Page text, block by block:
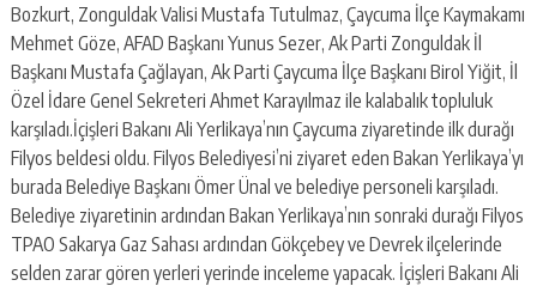
Bozkurt, Zonguldak Valisi Mustafa Tutulmaz, Çaycuma İlçe Kaymakamı
Mehmet Göze, AFAD Başkanı Yunus Sezer, Ak Parti Zonguldak İl
Başkanı Mustafa Çağlayan, Ak Parti Çaycuma İlçe Başkanı Birol Yiğit, İl
Özel İdare Genel Sekreteri Ahmet Karayılmaz ile kalabalık topluluk
karşıladı.İçişleri Bakanı Ali Yerlikaya’nın Çaycuma ziyaretinde ilk durağı
Filyos beldesi oldu. Filyos Belediyesi’ni ziyaret eden Bakan Yerlikaya’yı
burada Belediye Başkanı Ömer Ünal ve belediye personeli karşıladı.
Belediye ziyaretinin ardından Bakan Yerlikaya’nın sonraki durağı Filyos
TPAO Sakarya Gaz Sahası ardından Gökçebey ve Devrek ilçelerinde
selden zarar gören yerleri yerinde inceleme yapacak. İçişleri Bakanı Ali